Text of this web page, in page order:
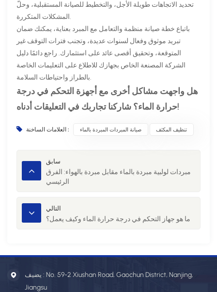
تحديد الاتجاهات طويلة الأجل، والتخطيط للصيانة المستقبلية، وحلّ
المشكلات المتكررة.
باتباع خطة صيانة منظمة والتعامل مع المبرد بعناية، يمكنك ضمان
تبريد موثوق وفعال لسنوات عديدة، وتجنب فترات التوقف غير
المتوقعة، وتحقيق أقصى عائد على استثمارك. راجع دائمًا دليل
الشركة المصنعة الخاص بجهازك للاطلاع على التعليمات الخاصة
بالطراز واحتياطات السلامة.
هل واجهت مشاكل أخرى مع أجهزة التحكم في درجة
حرارة الماء؟ شاركنا تجاربك في التعليقات أدناه!
العلامات الساخنة : صيانة المبردات المبردة بالماء تنظيف المكثف
سابق
مبردات لولبية مبردة بالماء مقابل مبردة بالهواء: الفرق
الرئيسي
التالي
ما هو جهاز التحكم في درجة حرارة الماء وكيف يعمل؟
يضيف : No. 59-2 Xiushan Road, Gaochun District, Nanjing,
Jiangsu